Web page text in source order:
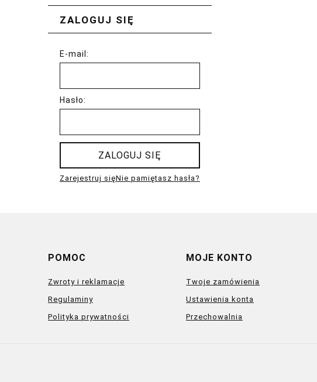
ZALOGUJ SIĘ
E-mail:
Hasło:
ZALOGUJ SIĘ
Nie pamiętasz hasła?
Zarejestruj się
POMOC
Zwroty i reklamacje
Regulaminy
Polityka prywatności
MOJE KONTO
Twoje zamówienia
Ustawienia konta
Przechowalnia